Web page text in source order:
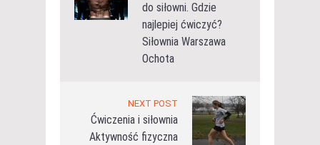
do siłowni. Gdzie
najlepiej ćwiczyć?
Siłownia Warszawa
Ochota
NEXT POST
Ćwiczenia i siłownia
Aktywność fizyczna